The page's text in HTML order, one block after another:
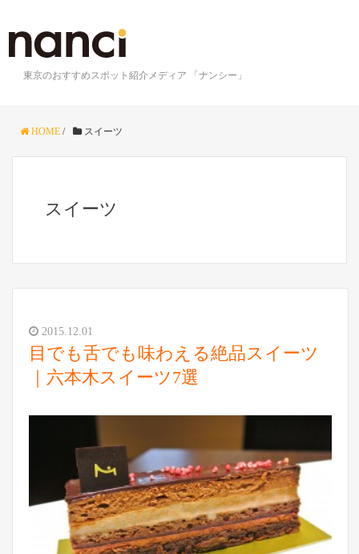
東京のおすすめスポット紹介メディア 「ナンシー」
HOME / スイーツ
スイーツ
2015.12.01
目でも舌でも味わえる絶品スイーツ
｜六本木スイーツ7選